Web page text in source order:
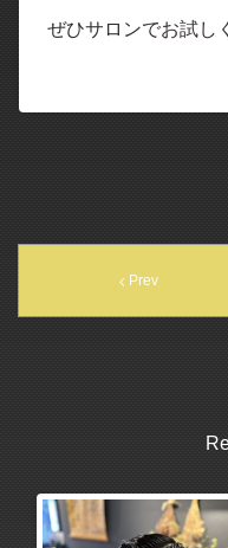
ぜひサロンでお試し
Prev